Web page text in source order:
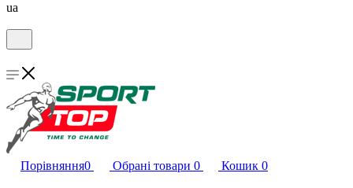
ua
Порівняння0 Обрані товари 0 Кошик 0